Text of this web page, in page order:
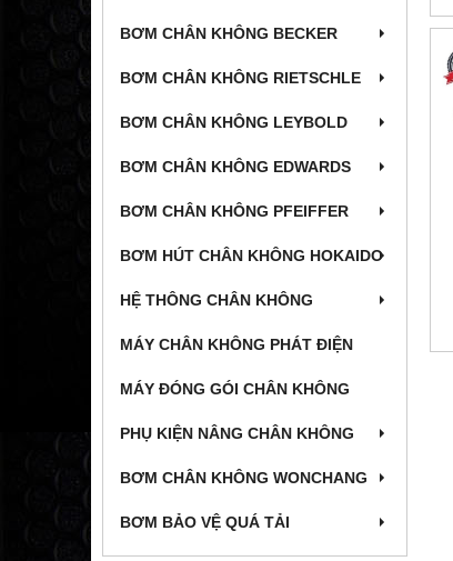
BƠM CHÂN KHÔNG BECKER
BƠM CHÂN KHÔNG RIETSCHLE
BƠM CHÂN KHÔNG LEYBOLD
BƠM CHÂN KHÔNG EDWARDS
BƠM CHÂN KHÔNG PFEIFFER
BƠM HÚT CHÂN KHÔNG HOKAIDO
HỆ THÔNG CHÂN KHÔNG
MÁY CHÂN KHÔNG PHÁT ĐIỆN
MÁY ĐÓNG GÓI CHÂN KHÔNG
PHỤ KIỆN NÂNG CHÂN KHÔNG
BƠM CHÂN KHÔNG WONCHANG
BƠM BẢO VỆ QUÁ TẢI